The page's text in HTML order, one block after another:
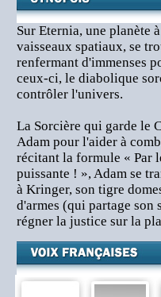
Sur Eternia, une planète
vaisseaux spatiaux, se
renfermant d'immenses
ceux-ci, le diabolique
contrôler l'univers.
La Sorcière qui garde le
Adam pour l'aider à
récitant la formule « Par
puissante ! », Adam se
à Kringer, son tigre
d'armes (qui partage son
régner la justice sur la